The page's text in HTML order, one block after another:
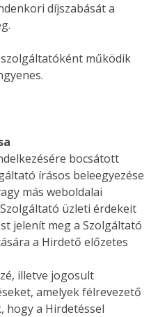
díjszabását a
működik
bocsátott
írásos beleegyezése
más weboldalai
üzleti érdekeit
jelenít meg a Szolgáltató
a Hirdető előzetes
illetve jogosult
amelyek félrevezető
hogy a Hirdetéssel